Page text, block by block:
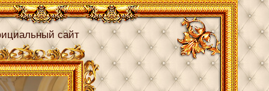
сайт